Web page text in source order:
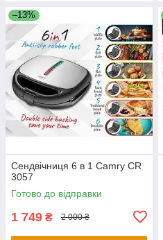
–13%
Сендвічниця 6 в 1 Camry CR
3057
Готово до відправки
1 749 ₴ 2 000 ₴